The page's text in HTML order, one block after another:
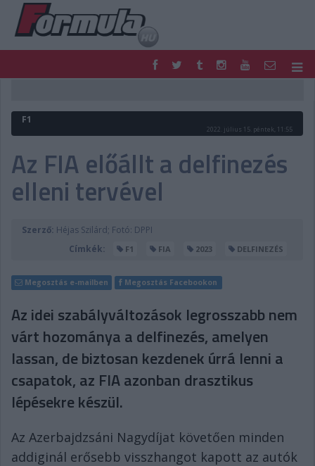
FORMULA
MOTOR
PODCAST
SHOP
DIGITÁLIS MAGAZIN
F1
2022. július 15. péntek, 11:55
Az FIA előállt a delfinezés
elleni tervével
Szerző: Héjas Szilárd; Fotó: DPPI
Címkék:
F1 FIA 2023 DELFINEZÉS
Megosztás e-mailben Megosztás Facebookon
Az idei szabályváltozások legrosszabb nem
várt hozománya a delfinezés, amelyen
lassan, de biztosan kezdenek úrrá lenni a
csapatok, az FIA azonban drasztikus
lépésekre készül.
Az Azerbajdzsáni Nagydíjat követően minden
addiginál erősebb visszhangot kapott az autók